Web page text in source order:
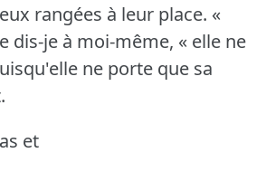
rangées à leur place. «
dis-je à moi-même, « elle ne
ne porte que sa
et